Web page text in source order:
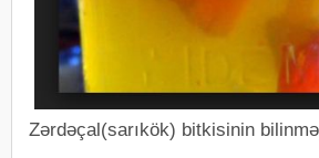
Zərdəçal(sarıkök) bitkisinin